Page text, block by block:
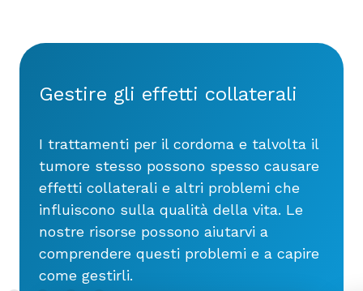
Gestire gli effetti collaterali
I trattamenti per il cordoma e talvolta il
tumore stesso possono spesso causare
effetti collaterali e altri problemi che
influiscono sulla qualità della vita. Le
nostre risorse possono aiutarvi a
comprendere questi problemi e a capire
come gestirli.